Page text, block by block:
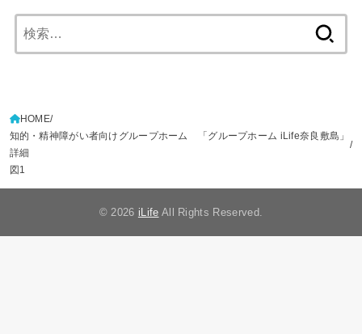
索:
HOME
知的・精神障がい者向けグループホーム 「グループホーム iLife奈良敷島」
詳細
図1
© 2026 iLife All Rights Reserved.